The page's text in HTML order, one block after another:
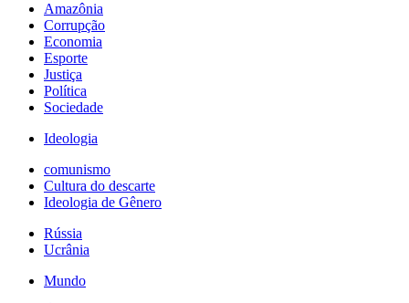
Amazônia
Corrupção
Economia
Esporte
Justiça
Política
Sociedade
Ideologia
comunismo
Cultura do descarte
Ideologia de Gênero
Rússia
Ucrânia
Mundo